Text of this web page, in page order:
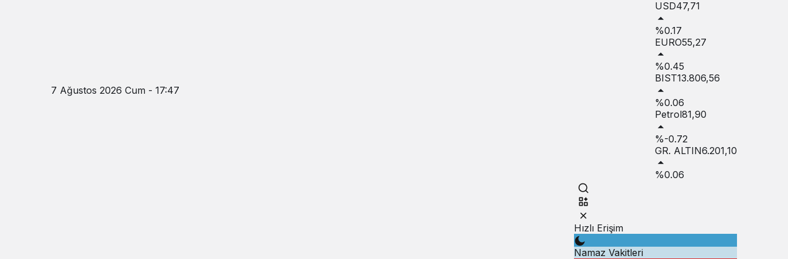
7 Ağustos 2026 Cum - 17:47
USD47,71
%0.17
EURO55,27
%0.45
BIST13.806,56
%0.06
Petrol81,90
%-0.72
GR. ALTIN6.201,10
%0.06
Hızlı Erişim
Namaz Vakitleri